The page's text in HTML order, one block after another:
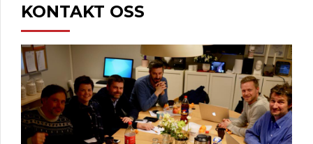
KONTAKT OSS